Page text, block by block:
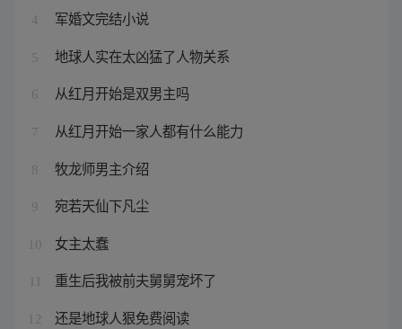
4 军婚文完结小说
5 地球人实在太凶猛了人物关系
6 从红月开始是双男主吗
7 从红月开始一家人都有什么能力
8 牧龙师男主介绍
9 宛若天仙下凡尘
10 女主太蠢
重生后我被前夫舅舅宠坏了
12 还是地球人狠免费阅读